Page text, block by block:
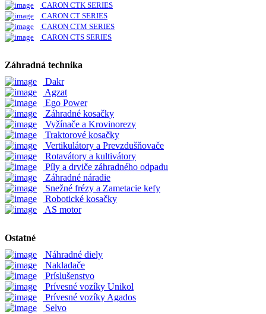
CARON CTK SERIES
CARON CT SERIES
CARON CTM SERIES
CARON CTS SERIES
Záhradná technika
Dakr
Agzat
Ego Power
Záhradné kosačky
Vyžínače a Krovinorezy
Traktorové kosačky
Vertikulátory a Prevzdušňovače
Rotavátory a kultivátory
Píly a drviče záhradného odpadu
Záhradné náradie
Snežné frézy a Zametacie kefy
Robotické kosačky
AS motor
Ostatné
Náhradné diely
Nakladače
Príslušenstvo
Prívesné vozíky Unikol
Prívesné vozíky Agados
Selvo